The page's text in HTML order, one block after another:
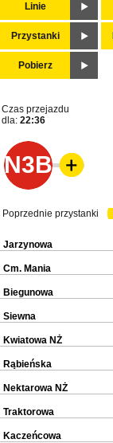
Linie
Przystanki
Pobierz
Czas przejazdu
dla: 22:36
N3B
Poprzednie przystanki
Jarzynowa
Cm. Mania
Biegunowa
Siewna
Kwiatowa NŻ
Rąbieńska
Nektarowa NŻ
Traktorowa
Kaczeńcowa